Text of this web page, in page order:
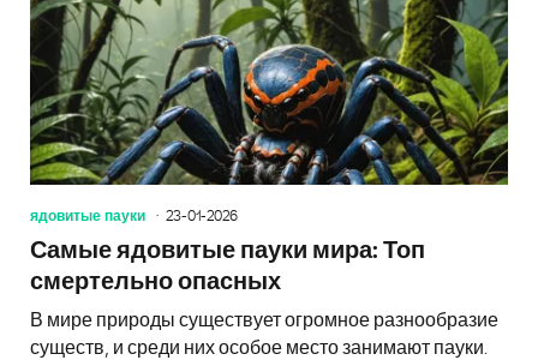
ядовитые пауки 23-01-2026
Самые ядовитые пауки мира: Топ
смертельно опасных
В мире природы существует огромное разнообразие
существ, и среди них особое место занимают пауки.